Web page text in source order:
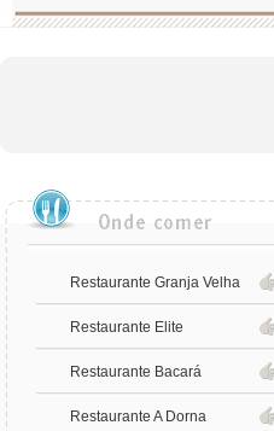
Restaurante Granja Velha
Restaurante Elite
Restaurante Bacará
Restaurante A Dorna